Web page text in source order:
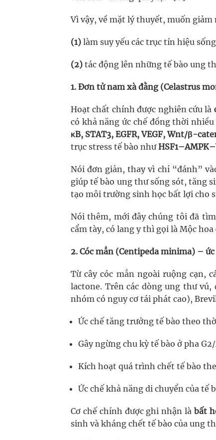
Vì vậy, về mặt lý thuyết, muốn giảm
(1) làm suy yếu các trục tín hiệu
(2) tác động lên những tế bào ung
1. Đơn tử nam xà đằng (Celastrus
Hoạt chất chính được nghiên cứu là
có khả năng ức chế đồng thời
κB, STAT3, EGFR, VEGF, Wnt/β-
trục stress tế bào như
Nói đơn giản, thay vì chỉ “đánh”
giúp tế bào ung thư sống sót, tăng
tạo môi trường sinh học bất lợi cho
Nói thêm, mới đây chúng tôi đã
cẩm tày, có lang y thì gọi là Mộc
2. Cóc mẳn (Centipeda minima) –
Từ cây cóc mẳn ngoài ruộng cạn,
lactone. Trên các dòng ung thư
nhóm có nguy cơ tái phát cao),
Ức chế tăng trưởng tế bào theo
Gây ngừng chu kỳ tế bào ở pha
Kích hoạt quá trình chết tế bào
Ức chế khả năng di chuyển của tế
Cơ chế chính được ghi nhận là bất
sinh và kháng chết tế bào của ung